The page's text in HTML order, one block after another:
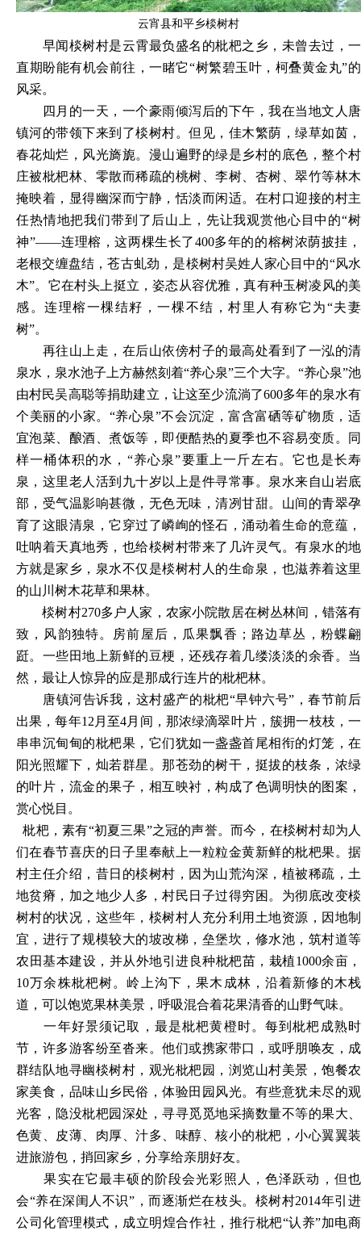
云宵县和平乡棪树村
早闻棪树村是云霄最负盛名的枇杷之乡，未曾去过，一
直期盼能有机会前往，一睹它“树繁碧玉叶，柯叠黄金丸”的
风采。
四月的一天，一个豪雨倾泻后的下午，我在当地文人唐
镇河的带领下来到了棪树村。但见，佳木繁荫，绿草如茵，
春花灿烂，风光旖旎。漫山遍野的绿是乡村的底色，整个村
庄被枇杷林、零散而稀疏的桃树、李树、杏树、翠竹等林木
掩映着，显得幽深而宁静，恬淡而闲适。在村口迎接的村主
任热情地把我们带到了后山上，先让我观赏他心目中的“树
神”——连理榕，这两棵生长了400多年的的榕树浓荫披挂，
老根交缠盘结，苍古虬劲，是棪树村吴姓人家心目中的“风水
木”。它在村头上挺立，姿态从容优雅，真有种玉树凌风的美
感。连理榕一棵结籽，一棵不结，村里人有称它为“夫妻
树”。
再往山上走，在后山依傍村子的最高处看到了一泓的清
泉水，泉水池子上方赫然刻着“养心泉”三个大字。“养心泉”池
由村民吴高聪等捐助建立，让这至少流淌了600多年的泉水有
个美丽的小家。“养心泉”不会沉淀，富含富硒等矿物质，适
宜泡菜、酿酒、煮饭等，即便酷热的夏季也不容易变质。同
样一桶体积的水，“养心泉”要重上一斤左右。它也是长寿
泉，这里老人活到九十岁以上是件寻常事。泉水来自山岩底
部，受气温影响甚微，无色无味，清冽甘甜。山间的青翠孕
育了这眼清泉，它穿过了嶙峋的怪石，涌动着生命的意蕴，
吐呐着天真地秀，也给棪树村带来了几许灵气。有泉水的地
方就是家乡，泉水不仅是棪树村人的生命泉，也滋养着这里
的山川树木花草和果林。
棪树村270多户人家，农家小院散居在树丛林间，错落有
致，风韵独特。房前屋后，瓜果飘香；路边草丛，粉蝶翩
跹。一些田地上新鲜的豆梗，还残存着几缕淡淡的余香。当
然，最让人惊异的应是那成行连片的枇杷林。
唐镇河告诉我，这村盛产的枇杷“早钟六号”，春节前后
出果，每年12月至4月间，那浓绿滴翠叶片，簇拥一枝枝，一
串串沉甸甸的枇杷果，它们犹如一盏盏首尾相衔的灯笼，在
阳光照耀下，灿若群星。那苍劲的树干，挺拔的枝条，浓绿
的叶片，流金的果子，相互映衬，构成了色调明快的图案，
赏心悦目。
枇杷，素有“初夏三果”之冠的声誉。而今，在棪树村却为人
们在春节喜庆的日子里奉献上一粒粒金黄新鲜的枇杷果。据
村主任介绍，昔日的棪树村，因为山荒沟深，植被稀疏，土
地贫瘠，加之地少人多，村民日子过得穷困。为彻底改变棪
树村的状况，这些年，棪树村人充分利用土地资源，因地制
宜，进行了规模较大的坡改梯，垒堡坎，修水池，筑村道等
农田基本建设，并从外地引进良种枇杷苗，栽植1000余亩，
10万余株枇杷树。岭上沟下，果木成林，沿着新修的木栈
道，可以饱览果林美景，呼吸混合着花果清香的山野气味。
一年好景须记取，最是枇杷黄橙时。每到枇杷成熟时
节，许多游客纷至沓来。他们或携家带口，或呼朋唤友，成
群结队地寻幽棪树村，观光枇杷园，浏览山村美景，饱餐农
家美食，品味山乡民俗，体验田园风光。有些意犹未尽的观
光客，隐没枇杷园深处，寻寻觅觅地采摘数量不等的果大、
色黄、皮薄、肉厚、汁多、味醇、核小的枇杷，小心翼翼装
进旅游包，捎回家乡，分享给亲朋好友。
果实在它最丰硕的阶段会光彩照人，色泽跃动，但也
会“养在深闺人不识”，而逐渐烂在枝头。棪树村2014年引进
公司化管理模式，成立明煌合作社，推行枇杷“认养”加电商